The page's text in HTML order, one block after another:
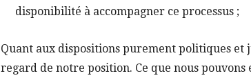
disponibilité à accompagner ce processus ;
Quant aux dispositions purement politiques et
regard de notre position. Ce que nous